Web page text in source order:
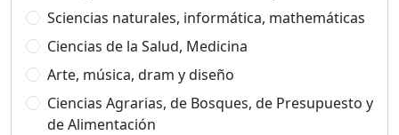
Sciencias naturales, informática, mathemáticas
Ciencias de la Salud, Medicina
Arte, música, dram y diseño
Ciencias Agrarias, de Bosques, de Presupuesto y
de Alimentación